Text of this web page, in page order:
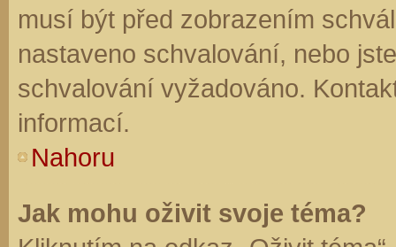
musí být před zobrazením
nastaveno schvalování, nebo
schvalování vyžadováno.
informací.
Nahoru
Jak mohu oživit svoje téma?